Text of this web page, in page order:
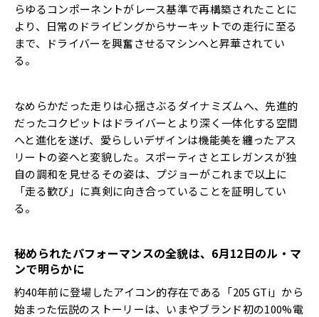
らゆるコンポーネントがレース基準で再構築されたことに
より、日常のドライビングからサーキットでの走行に至る
まで、ドライバーを興奮させるマシンへと昇華されてい
る。
なめらかだった走りは心揺さぶるダイナミズムへ、先進的
だったコクピットはドライバーとより深く一体化する空間
へと進化を遂げ、愛らしいデザインは機能美を纏ったアス
リートの姿へと変貌した。スポーティさとエレガンスが独
自の調和を見せるその姿は、プジョーがこれまで以上に
「走る歓び」に真剣に向き合っていることを証明してい
る。
秘められたパフォーマンスの全貌は、 6月12日のル・マ
ンで明らかに
約40年前に登場したアイコン的存在である「205 GTi」から
始まった伝説のストーリーは、いまやブランド初の100%電